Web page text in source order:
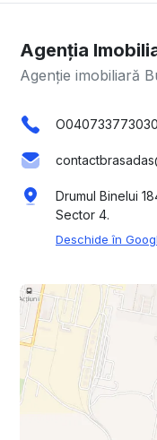
Agenția
Agenție imobiliară
O040733773030
Drumul Binelui
Sector 4.
Deschide în